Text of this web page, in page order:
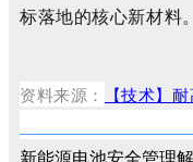
标落地的核心新材料。
资料来源： 【技术】